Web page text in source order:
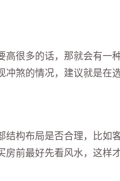
高很多的话，那就会有一
冲煞的情况，建议就是在
结构布局是否合理，比如
前最好先看风水，这样